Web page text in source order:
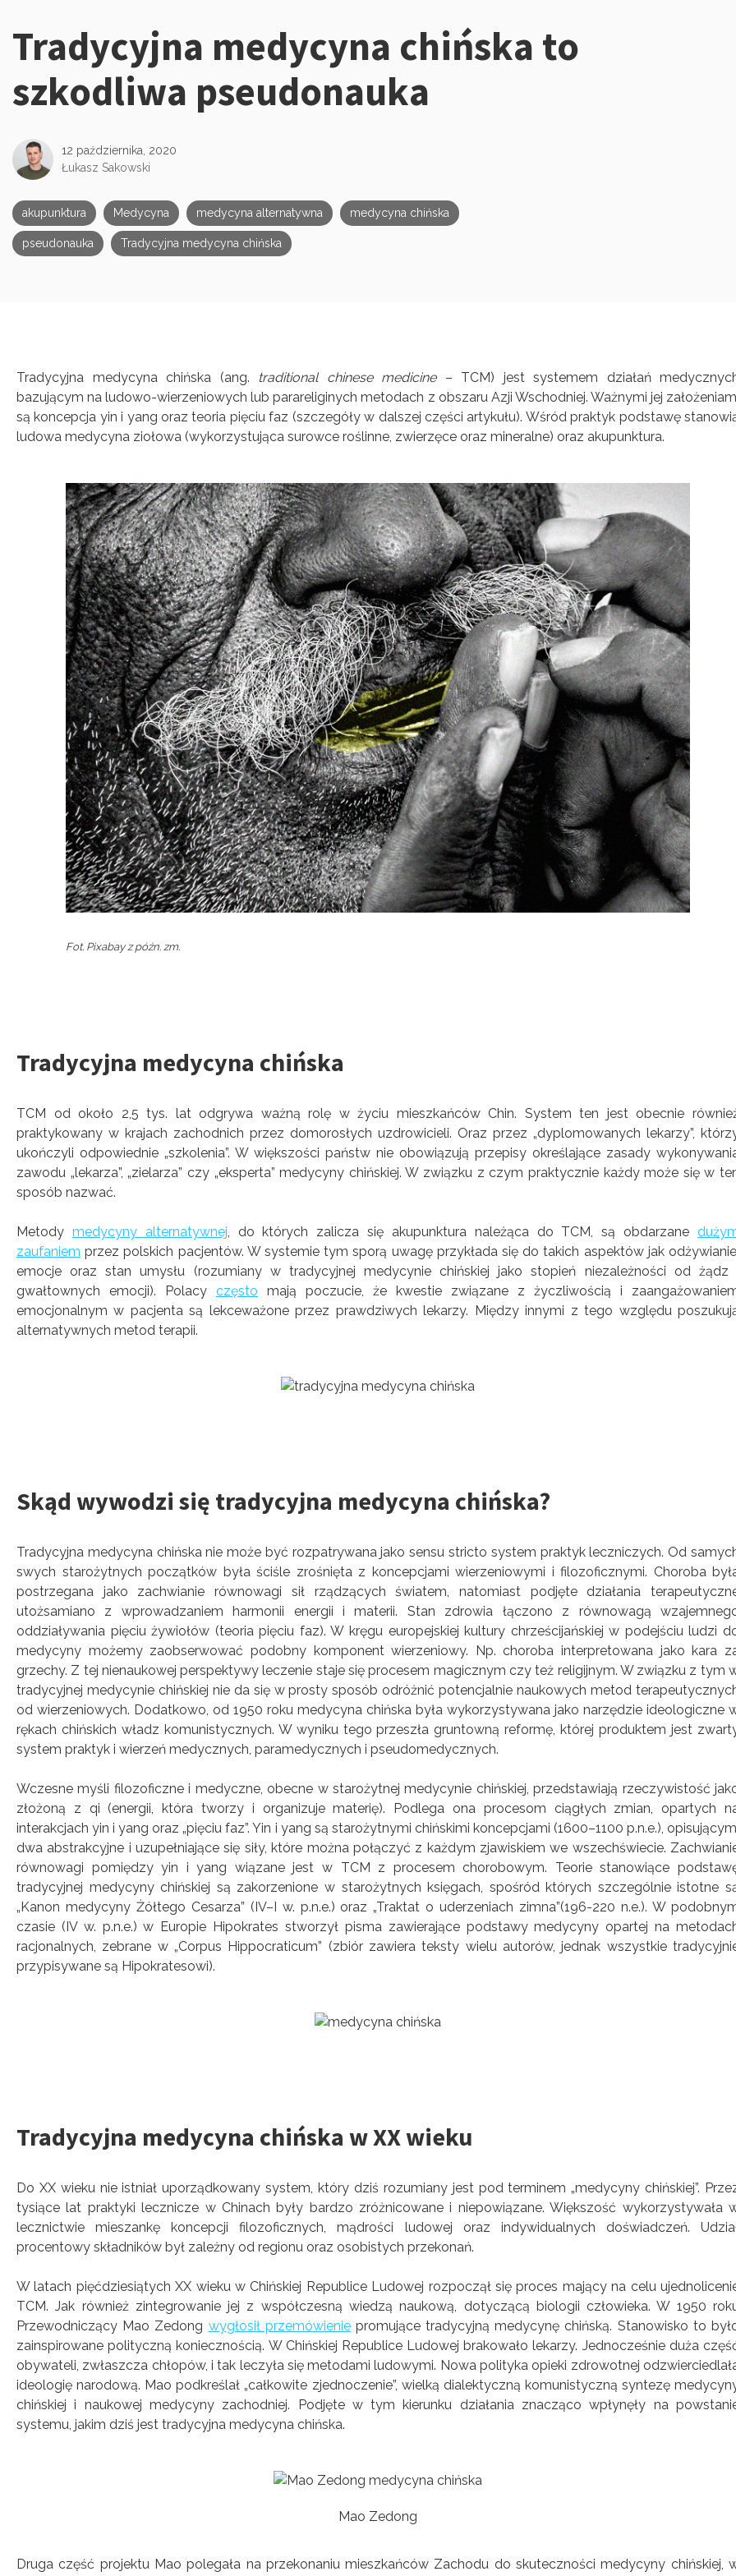
Kategorie:
Tradycyjna medycyna chińska to
szkodliwa pseudonauka
12 października, 2020
Łukasz Sakowski
akupunktura Medycyna medycyna alternatywna medycyna chińska
pseudonauka Tradycyjna medycyna chińska
Tradycyjna medycyna chińska (ang. traditional chinese medicine– TCM) jest systemem działań
bazującym na ludowo-wierzeniowych lub parareliginych metodach z obszaru Azji Wschodniej. Ważnymi jej
są koncepcja yin i yang oraz teoria pięciu faz (szczegóły w dalszej części artykułu). Wśród praktyk podstawę
ludowa medycyna ziołowa (wykorzystująca surowce roślinne, zwierzęce oraz mineralne) oraz akupunktura.
Fot. Pixabay z późn. zm.
Tradycyjna medycyna chińska
TCM od około 2,5 tys. lat odgrywa ważną rolę w życiu mieszkańców Chin. System ten jest obecnie
praktykowany w krajach zachodnich przez domorosłych uzdrowicieli. Oraz przez „dyplomowanych lekarzy”,
ukończyli odpowiednie „szkolenia”. W większości państw nie obowiązują przepisy określające zasady
zawodu „lekarza”, „zielarza” czy „eksperta” medycyny chińskiej. W związku z czym praktycznie każdy może się w
sposób nazwać.
Metody medycyny alternatywnej, do których zalicza się akupunktura należąca do TCM, są obdarzane
zaufaniem przez polskich pacjentów. W systemie tym sporą uwagę przykłada się do takich aspektów jak
emocje oraz stan umysłu (rozumiany w tradycyjnej medycynie chińskiej jako stopień niezależności od żądz
gwałtownych emocji). Polacy często mają poczucie, że kwestie związane z życzliwością i
emocjonalnym w pacjenta są lekceważone przez prawdziwych lekarzy. Między innymi z tego względu
alternatywnych metod terapii.
Skąd wywodzi się tradycyjna medycyna chińska?
Tradycyjna medycyna chińska nie może być rozpatrywana jako sensu stricto system praktyk leczniczych. Od
swych starożytnych początków była ściśle zrośnięta z koncepcjami wierzeniowymi i filozoficznymi. Choroba
postrzegana jako zachwianie równowagi sił rządzących światem, natomiast podjęte działania
utożsamiano z wprowadzaniem harmonii energii i materii. Stan zdrowia łączono z równowagą
oddziaływania pięciu żywiołów (teoria pięciu faz). W kręgu europejskiej kultury chrześcijańskiej w podejściu ludzi
medycyny możemy zaobserwować podobny komponent wierzeniowy. Np. choroba interpretowana jako kara
grzechy. Z tej nienaukowej perspektywy leczenie staje się procesem magicznym czy też religijnym. W związku z tym
tradycyjnej medycynie chińskiej nie da się w prosty sposób odróżnić potencjalnie naukowych metod
od wierzeniowych. Dodatkowo, od 1950 roku medycyna chińska była wykorzystywana jako narzędzie ideologiczne
rękach chińskich władz komunistycznych. W wyniku tego przeszła gruntowną reformę, której produktem jest
system praktyk i wierzeń medycznych, paramedycznych i pseudomedycznych.
Wczesne myśli filozoficzne i medyczne, obecne w starożytnej medycynie chińskiej, przedstawiają rzeczywistość
złożoną z qi (energii, która tworzy i organizuje materię). Podlega ona procesom ciągłych zmian, opartych
interakcjach yin i yang oraz „pięciu faz”. Yin i yang są starożytnymi chińskimi koncepcjami (1600–1100 p.n.e.),
dwa abstrakcyjne i uzupełniające się siły, które można połączyć z każdym zjawiskiem we wszechświecie.
równowagi pomiędzy yin i yang wiązane jest w TCM z procesem chorobowym. Teorie stanowiące
tradycyjnej medycyny chińskiej są zakorzenione w starożytnych księgach, spośród których szczególnie istotne
„Kanon medycyny Żółtego Cesarza” (IV–I w. p.n.e.) oraz „Traktat o uderzeniach zimna”(196-220 n.e.). W
czasie (IV w. p.n.e.) w Europie Hipokrates stworzył pisma zawierające podstawy medycyny opartej na
racjonalnych, zebrane w „Corpus Hippocraticum” (zbiór zawiera teksty wielu autorów, jednak wszystkie
przypisywane są Hipokratesowi).
Tradycyjna medycyna chińska w XX wieku
Do XX wieku nie istniał uporządkowany system, który dziś rozumiany jest pod terminem „medycyny chińskiej”.
tysiące lat praktyki lecznicze w Chinach były bardzo zróżnicowane i niepowiązane. Większość wykorzystywała
lecznictwie mieszankę koncepcji filozoficznych, mądrości ludowej oraz indywidualnych doświadczeń.
procentowy składników był zależny od regionu oraz osobistych przekonań.
W latach pięćdziesiątych XX wieku w Chińskiej Republice Ludowej rozpoczął się proces mający na celu
TCM. Jak również zintegrowanie jej z współczesną wiedzą naukową, dotyczącą biologii człowieka. W 1950
Przewodniczący Mao Zedong wygłosił przemówieniepromujące tradycyjną medycynę chińską. Stanowisko to
zainspirowane polityczną koniecznością. W Chińskiej Republice Ludowej brakowało lekarzy. Jednocześnie duża
obywateli, zwłaszcza chłopów, i tak leczyła się metodami ludowymi. Nowa polityka opieki zdrowotnej
ideologię narodową. Mao podkreślał „całkowite zjednoczenie”, wielką dialektyczną komunistyczną syntezę
chińskiej i naukowej medycyny zachodniej. Podjęte w tym kierunku działania znacząco wpłynęły na
systemu, jakim dziś jest tradycyjna medycyna chińska.
Mao Zedong
Druga część projektu Mao polegała na przekonaniu mieszkańców Zachodu do skuteczności medycyny chińskiej,